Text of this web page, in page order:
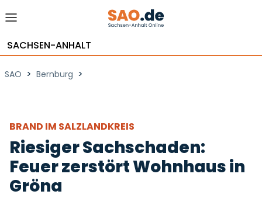
SACHSEN-ANHALT
SAO > Bernburg >
BRAND IM SALZLANDKREIS
Riesiger Sachschaden:
Feuer zerstört Wohnhaus in
Gröna